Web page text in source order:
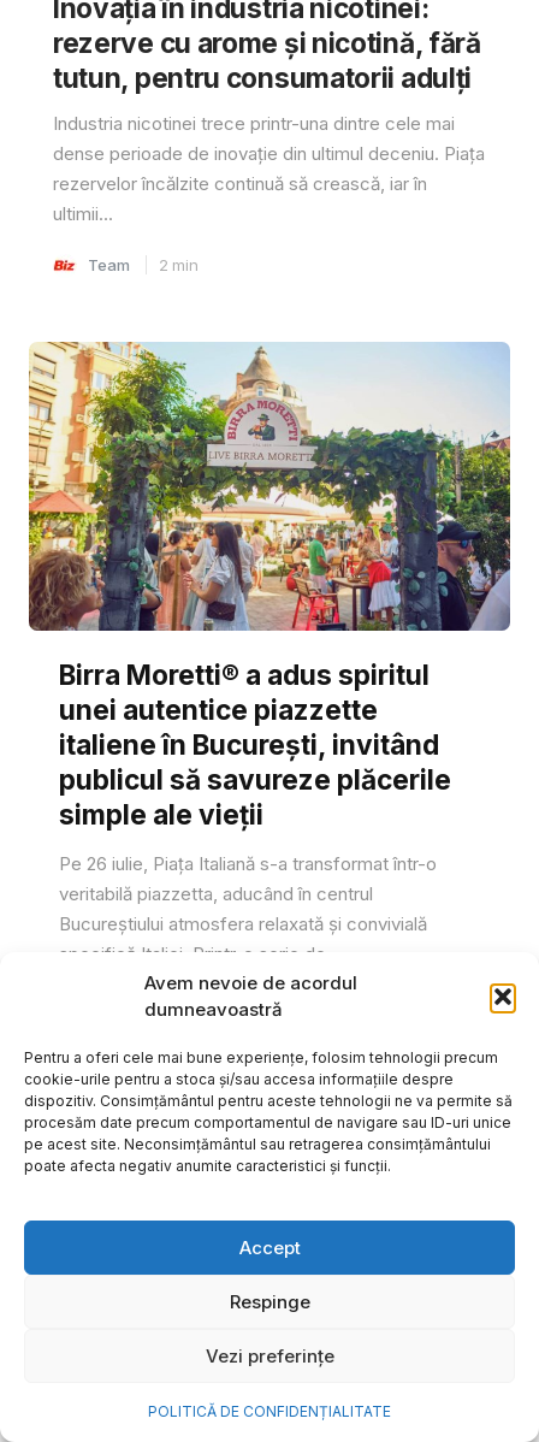
Avem nevoie de acordul
dumneavoastră
Pentru a oferi cele mai bune experiențe, folosim tehnologii precum
cookie-urile pentru a stoca și/sau accesa informațiile despre
dispozitiv. Consimțământul pentru aceste tehnologii ne va permite să
procesăm date precum comportamentul de navigare sau ID-uri unice
pe acest site. Neconsimțământul sau retragerea consimțământului
poate afecta negativ anumite caracteristici și funcții.
Accept
Respinge
Vezi preferințe
POLITICĂ DE CONFIDENȚIALITATE
Inovația în industria nicotinei:
rezerve cu arome și nicotină, fără
tutun, pentru consumatorii adulți
Industria nicotinei trece printr-una dintre cele mai
dense perioade de inovație din ultimul deceniu. Piața
rezervelor încălzite continuă să crească, iar în
ultimii...
Team 2 min
Birra Moretti® a adus spiritul
unei autentice piazzette
italiene în București, invitând
publicul să savureze plăcerile
simple ale vieții
Pe 26 iulie, Piața Italiană s-a transformat într-o
veritabilă piazzetta, aducând în centrul
Bucureștiului atmosfera relaxată și convivială
specifică Italiei. Printr-o serie de...
Gabriel Barliga
frumoase amintiri ale verii într-